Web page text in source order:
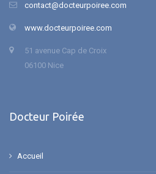
contact@docteurpoiree.com
www.docteurpoiree.com
51 avenue Cap de Croix
06100 Nice
Docteur Poirée
Accueil